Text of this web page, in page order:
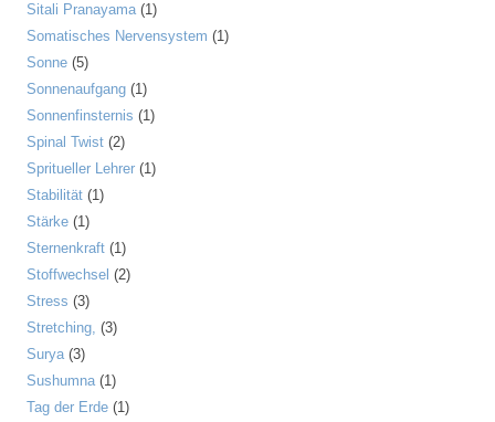
Sitali Pranayama(1)
Somatisches Nervensystem (1)
Sonne (5)
Sonnenaufgang (1)
Sonnenfinsternis (1)
Spinal Twist (2)
Spritueller Lehrer (1)
Stabilität (1)
Stärke (1)
Sternenkraft (1)
Stoffwechsel (2)
Stress (3)
Stretching, (3)
Surya(3)
Sushumna(1)
Tag der Erde (1)